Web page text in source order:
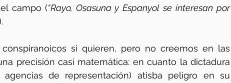
campo (“Rayo, Osasuna y Espanyol se interesan por
si quieren, pero no creemos en las
precisión casi matemática: en cuanto la dictadura
de representación) atisba peligro en su